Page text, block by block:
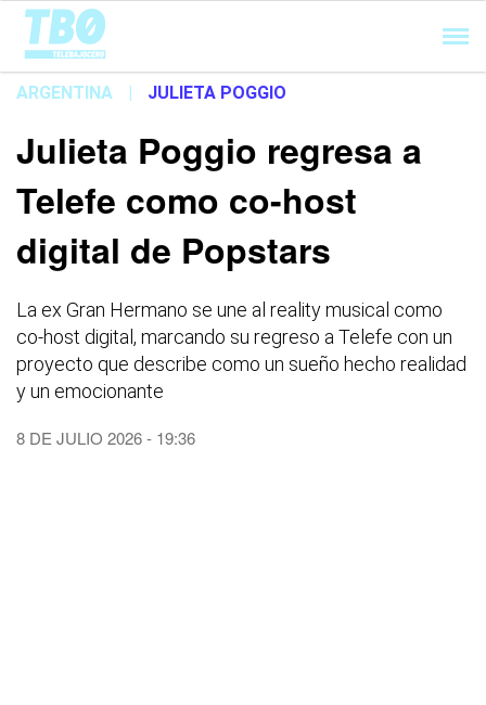
Cargando...
ARGENTINA | JULIETA POGGIO
Julieta Poggio regresa a
Telefe como co-host
digital de Popstars
La ex Gran Hermano se une al reality musical como
co-host digital, marcando su regreso a Telefe con un
proyecto que describe como un sueño hecho realidad
y un emocionante
8 DE JULIO 2026 - 19:36